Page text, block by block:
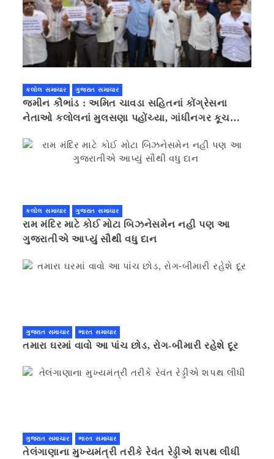
કલોલ સમાચાર ગુજરાત સમાચાર
જમીન કૌભાંડ : અમિત ચાવડા સહિતનાં કોંગ્રેસના
નેતાઓ કલોલનાં મુલસણા પહોંચ્યા, ગાંધીનગર કૂચ
કલોલ સમાચાર ગુજરાત સમાચાર
રામ મંદિર માટે કોઈ મોટા બિઝનેસમેન નહી પણ આ
ગુજરાતીએ આપ્યું સૌથી વધુ દાન
ગુજરાત સમાચાર ભારત સમાચાર
તમારા ઘરમાં વાવો આ પાંચ છોડ, રોગ-બીમારી રહેશે દૂર
ગુજરાત સમાચાર ભારત સમાચાર
તેલંગાણાના મુખ્યમંત્રી તરીકે રેવંત રેડ્ડીએ શપથ લીધી